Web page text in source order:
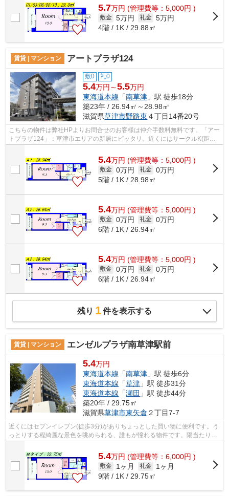
5.7万円 (管理費等：5,000円 )
敷金 5万円 礼金 5万円
4階 / 1K / 29.88㎡
賃貸 | マンション アートプラザ124
敷0 礼0
5.4万円～5.5万円
東海道本線 「南草津 」駅 徒歩18分
築23年 / 26.94㎡～28.98㎡
滋賀県草津市野路東 ４丁目14番20号
こちらの物件は弊社HPよりお問合せのお客様は仲介手数料無料です。「アー
トプラザ124」：草津市エリアの新居にピッタリ。近くにはサークルK(距離
5.4万円 (管理費等：5,000円 )
敷金 0万円 礼金 0万円
5階 / 1K / 28.98㎡
5.4万円 (管理費等：5,000円 )
敷金 0万円 礼金 0万円
6階 / 1K / 26.94㎡
5.4万円 (管理費等：5,000円 )
敷金 0万円 礼金 0万円
6階 / 1K / 26.94㎡
残り 1件を表示する
賃貸 | マンション エンゼルプラザ南草津駅前
5.4万円
東海道本線 「南草津 」駅 徒歩6分
東海道本線 「草津 」駅 徒歩31分
東海道本線 「瀬田 」駅 徒歩44分
築20年 / 29.75㎡
滋賀県草津市東矢倉 ２丁目7-7
近くにはセブンイレブン(徒歩3分)がありちょっとした買い物に便利です。う
っとりする程綺麗な景色を眺められる、誰もが憧れる物件です。陽当たりが
5.4万円 (管理費等：6,000円 )
敷金 1ヶ月 礼金
1ヶ月
9階 / 1K / 29.75㎡